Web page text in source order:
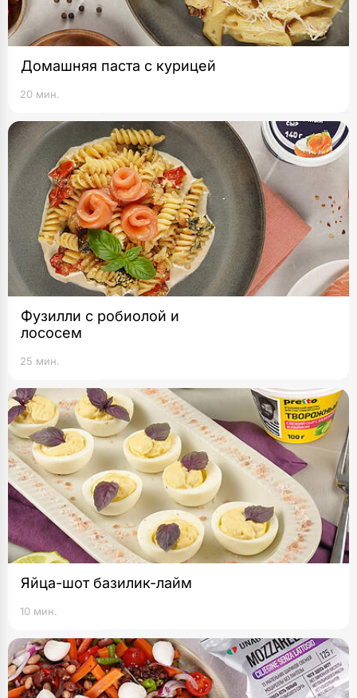
Домашняя паста с курицей
20 мин.
Фузилли с робиолой и
лососем
25 мин.
Яйца-шот базилик-лайм
10 мин.